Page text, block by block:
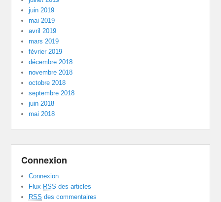
juin 2019
mai 2019
avril 2019
mars 2019
février 2019
décembre 2018
novembre 2018
octobre 2018
septembre 2018
juin 2018
mai 2018
Connexion
Connexion
Flux RSS des articles
RSS des commentaires